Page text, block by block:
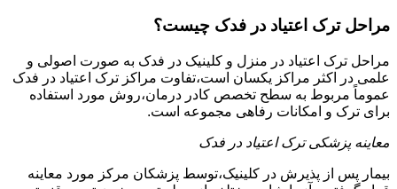
مراحل ترک اعتیاد در فدک چیست؟
مراحل ترک اعتیاد در منزل و کلینیک در فدک به صورت اصولی و
علمی در اکثر مراکز یکسان است،تفاوت مراکز ترک اعتیاد در فدک
عموماً مربوط به سطح تخصص کادر درمان،روش مورد استفاده
برای ترک و امکانات رفاهی مجموعه است.
معاینه پزشکی ترک اعتیاد در فدک
بیمار پس از پذیرش در کلینیک،توسط پزشکان مرکز مورد معاینه